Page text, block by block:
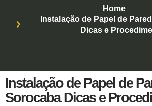
Home
Instalação de Papel de
Dicas e
Instalação de Papel de
Sorocaba Dicas e